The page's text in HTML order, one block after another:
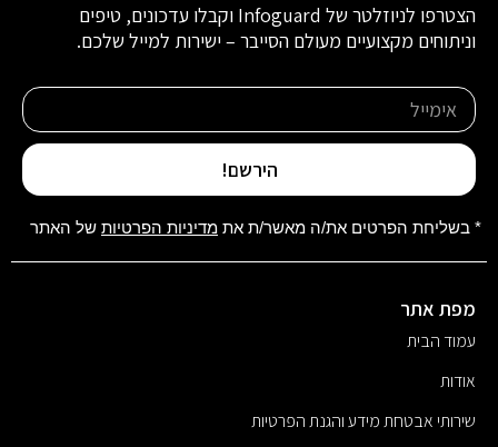
הצטרפו לניוזלטר של Infoguard וקבלו עדכונים, טיפים
וניתוחים מקצועיים מעולם הסייבר – ישירות למייל שלכם.
הירשם!
* בשליחת הפרטים את/ה מאשר/ת את מדיניות הפרטיות של האתר
מפת אתר
עמוד הבית
אודות
שירותי אבטחת מידע והגנת הפרטיות